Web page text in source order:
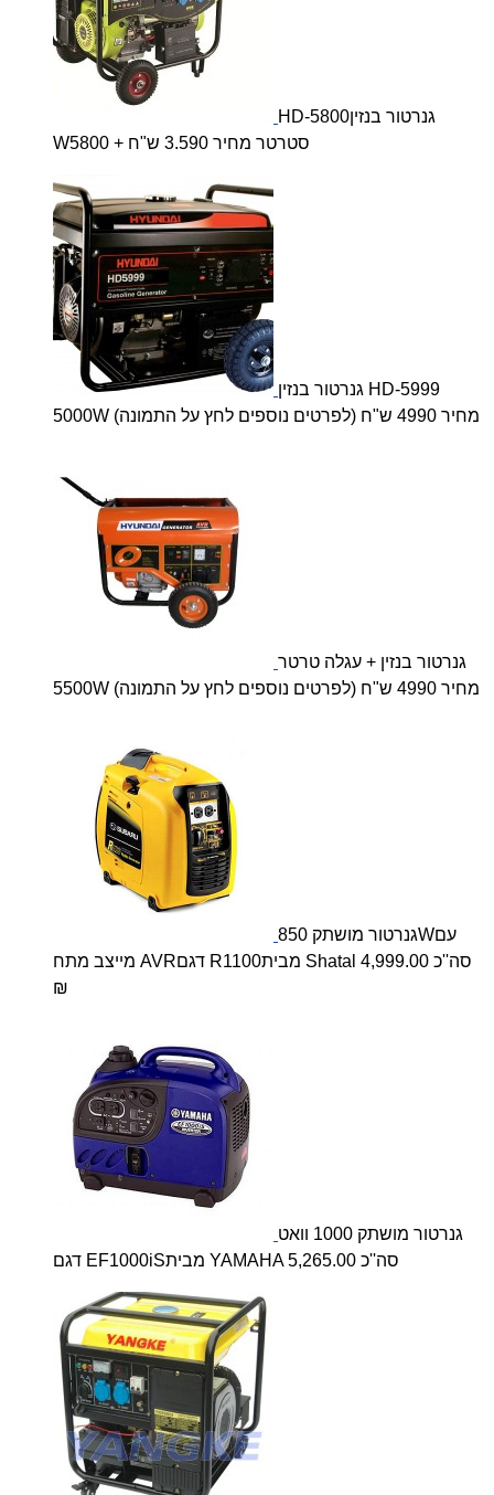
HD-5800גנרטור בנזין
W5800 + סטרטר מחיר 3.590 ש"ח
גנרטור בנזין HD-5999
5000W (לפרטים נוספים לחץ על התמונה) מחיר 4990 ש"ח
גנרטור בנזין + עגלה טרטר
5500W (לפרטים נוספים לחץ על התמונה) מחיר 4990 ש"ח
גנרטור מושתק 850Wעם
מייצב מתח AVRדגם R1100מבית Shatal סה''כ 4,999.00
₪
גנרטור מושתק 1000 וואט
דגם EF1000iSמבית YAMAHA סה''כ 5,265.00